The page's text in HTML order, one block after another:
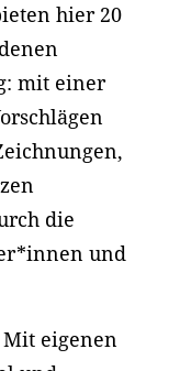
hier 20
mit einer
die
und
eigenen